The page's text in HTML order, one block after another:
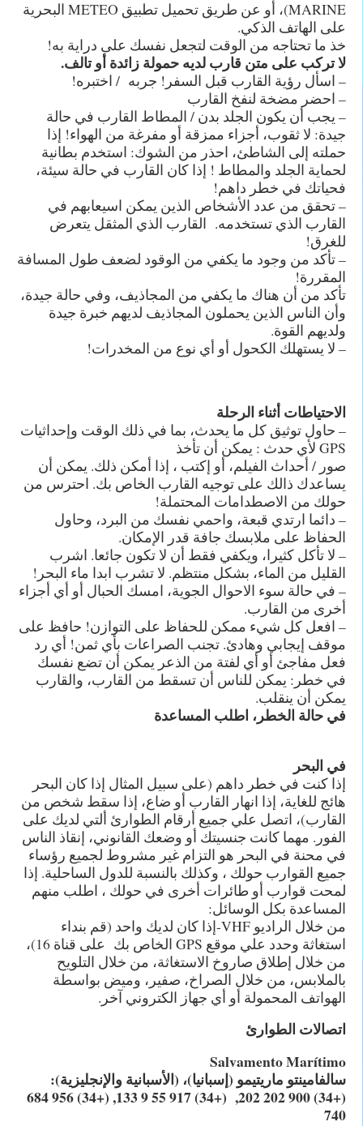
MARINE)، أو عن طريق تحميل تطبيق METEO البحرية
على الهاتف الذكي.
خذ ما تحتاجه من الوقت لتجعل نفسك على دراية به!
لا تركب على متن قارب لديه حمولة زائدة أو تالف.
– اسأل رؤية القارب قبل السفر! جربه / اختبره!
– احضر مضخة لنفخ القارب
– يجب أن يكون الجلد بدن / المطاط القارب في حالة
جيدة: لا ثقوب، أجزاء ممزقة أو مفرغة من الهواء! إذا
حملته إلى الشاطئ، احذر من الشوك: استخدم بطانية
لحماية الجلد والمطاط ! إذا كان القارب في حالة سيئة،
فحياتك في خطر داهم!
– تحقق من عدد الأشخاص الذين يمكن اسيعابهم في
القارب الذي تستخدمه. القارب الذي المثقل يتعرض
للغرق!
– تأكد من وجود ما يكفي من الوقود لضعف طول المسافة
المقررة!
تأكد من أن هناك ما يكفي من المجاذيف، وفي حالة جيدة،
وأن الناس الذين يحملون المجاذيف لديهم خبرة جيدة
ولديهم القوة.
– لا يستهلك الكحول أو أي نوع من المخدرات!
الاحتياطات أثناء الرحلة
– حاول توثيق كل ما يحدث، بما في ذلك الوقت وإحداثيات
GPS لأي حدث : يمكن أن تأخذ
صور / أحداث الفيلم، أو إكتب ، إذا أمكن ذلك. يمكن أن
يساعدك ذالك على توجيه القارب الخاص بك. احترس من
حولك من الاصطدامات المحتملة!
– دائما ارتدي قبعة، واحمي نفسك من البرد، وحاول
الحفاظ على ملابسك جافة قدر الإمكان.
– لا تأكل كثيرا، ويكفي فقط أن لا تكون جائعا. اشرب
القليل من الماء، بشكل منتظم. لا تشرب ابدا ماء البحر!
– في حالة سوء الاحوال الجوية، امسك الحبال أو أي أجزاء
أخرى من القارب.
– افعل كل شيء ممكن للحفاظ على التوازن! حافظ على
موقف إيجابي وهادئ. تجنب الصراعات بأي ثمن! أي رد
فعل مفاجئ أو أي لفتة من الذعر يمكن أن تضع نفسك
في خطر: يمكن للناس أن تسقط من القارب، والقارب
يمكن أن ينقلب.
في حالة الخطر، اطلب المساعدة
في البحر
إذا كنت في خطر داهم (على سبيل المثال إذا كان البحر
هائج للغاية، إذا انهار القارب أو ضاع، إذا سقط شخص من
القارب)، اتصل علي جميع أرقام الطوارئ ألتي لديك على
الفور. مهما كانت جنسيتك أو وضعك القانوني، إنقاذ الناس
في محنة في البحر هو التزام غير مشروط لجميع رؤساء
جميع القوارب حولك ، وكذلك بالنسبة للدول الساحلية. إذا
لمحت قوارب أو طائرات أخرى في حولك ، اطلب منهم
المساعدة بكل الوسائل:
من خلال الراديو VHF-إذا كان لديك واحد (قم بنداء
استغاثة وحدد علي موقع GPS الخاص بك على قناة 16)،
من خلال إطلاق صاروخ الاستغاثة، من خلال التلويح
بالملابس، من خلال الصراخ، صفير، وميض بواسطة
الهواتف المحمولة أو أي جهاز الكتروني آخر.
اتصالات الطوارئ
Salvamento Marítimo
سالفامينتو ماريتيمو (إسبانيا)، (الأسبانية والإنجليزية):
(+34) 900 202 202, (+34) 917 55 9 133, (+34) 956 684
740